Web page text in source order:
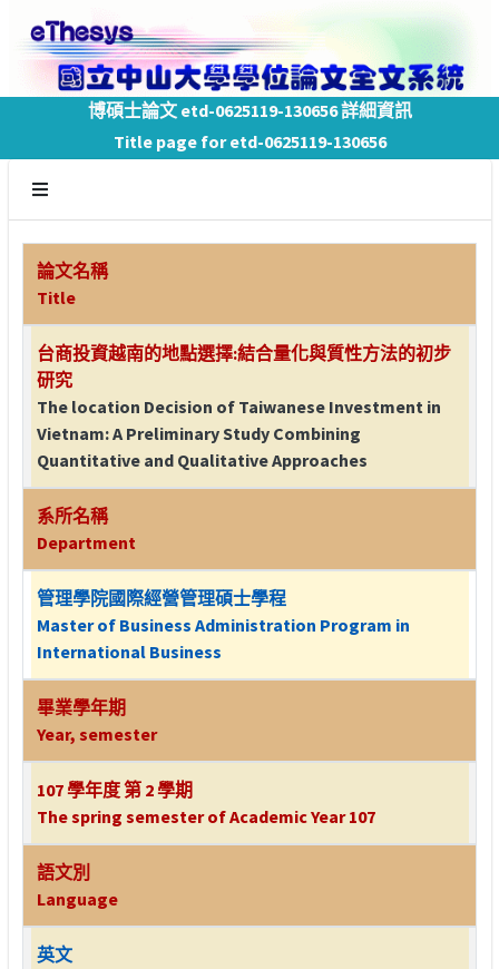
博碩士論文 etd-0625119-130656 詳細資訊
Title page for etd-0625119-130656
論文名稱
Title
台商投資越南的地點選擇:結合量化與質性方法的初步
研究
The location Decision of Taiwanese Investment in
Vietnam: A Preliminary Study Combining
Quantitative and Qualitative Approaches
系所名稱
Department
管理學院國際經營管理碩士學程
Master of Business Administration Program in
International Business
畢業學年期
Year, semester
107 學年度 第 2 學期
The spring semester of Academic Year 107
語文別
Language
英文